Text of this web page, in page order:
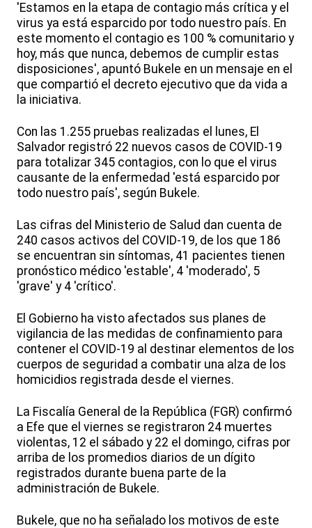
'Estamos en la etapa de contagio más crítica y el
virus ya está esparcido por todo nuestro país. En
este momento el contagio es 100 % comunitario y
hoy, más que nunca, debemos de cumplir estas
disposiciones', apuntó Bukele en un mensaje en el
que compartió el decreto ejecutivo que da vida a
la iniciativa.
Con las 1.255 pruebas realizadas el lunes, El
Salvador registró 22 nuevos casos de COVID-19
para totalizar 345 contagios, con lo que el virus
causante de la enfermedad 'está esparcido por
todo nuestro país', según Bukele.
Las cifras del Ministerio de Salud dan cuenta de
240 casos activos del COVID-19, de los que 186
se encuentran sin síntomas, 41 pacientes tienen
pronóstico médico 'estable', 4 'moderado', 5
'grave' y 4 'crítico'.
El Gobierno ha visto afectados sus planes de
vigilancia de las medidas de confinamiento para
contener el COVID-19 al destinar elementos de los
cuerpos de seguridad a combatir una alza de los
homicidios registrada desde el viernes.
La Fiscalía General de la República (FGR) confirmó
a Efe que el viernes se registraron 24 muertes
violentas, 12 el sábado y 22 el domingo, cifras por
arriba de los promedios diarios de un dígito
registrados durante buena parte de la
administración de Bukele.
Bukele, que no ha señalado los motivos de este